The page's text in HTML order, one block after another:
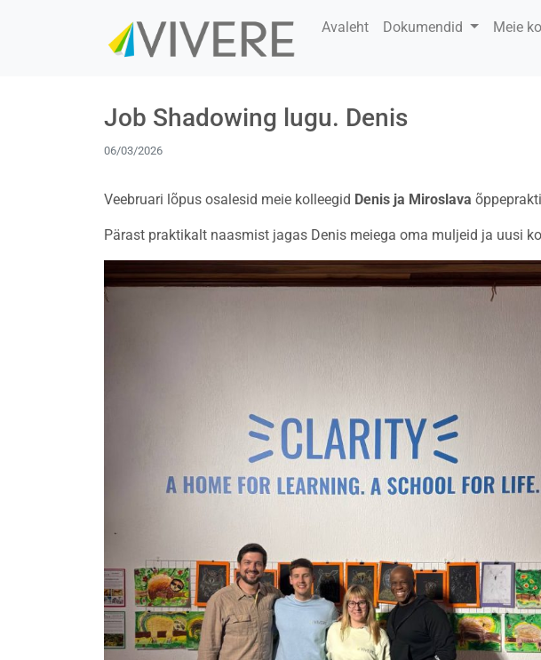
Avaleht Dokumendid Meie
Job Shadowing lugu. Denis
06/03/2026
Veebruari lõpus osalesid meie kolleegid Denis ja Miroslava
Pärast praktikalt naasmist jagas Denis meiega oma muljeid ja uusi